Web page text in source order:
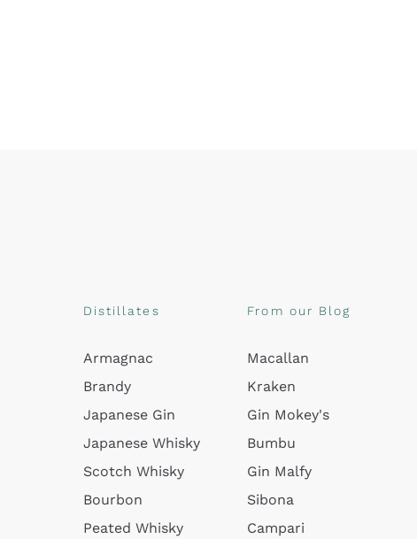
Distillates
Armagnac
Brandy
Japanese Gin
Japanese Whisky
Scotch Whisky
Bourbon
Peated Whisky
From our Blog
Macallan
Kraken
Gin Mokey's
Bumbu
Gin Malfy
Sibona
Campari